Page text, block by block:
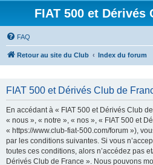
FIAT 500 et Dérivés
FAQ
Retour au site du Club Index du forum
FIAT 500 et Dérivés Club de
En accédant à « FIAT 500 et Dérivés Club
« nous », « notre », « nos », « FIAT 500 et
« https://www.club-fiat-500.com/forum »),
par les conditions suivantes. Si vous
toutes ces conditions, alors n’accédez pas
Dérivés Club de France ». Nous pouvons